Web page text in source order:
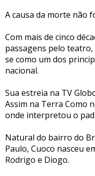
A causa da morte não
Com mais de cinco
passagens pelo
se como um dos
nacional.
Sua estreia na TV
Assim na Terra Como
onde interpretou o
Natural do bairro do
Paulo, Cuoco nasceu
Rodrigo e Diogo.